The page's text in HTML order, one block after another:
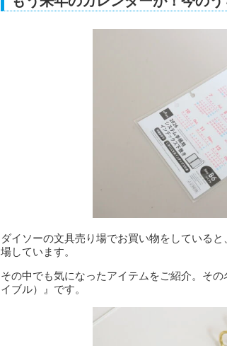
ダイソーの文具売り場でお買い物をしている
場しています。
その中でも気になったアイテムをご紹介。そ
イブル）』です。